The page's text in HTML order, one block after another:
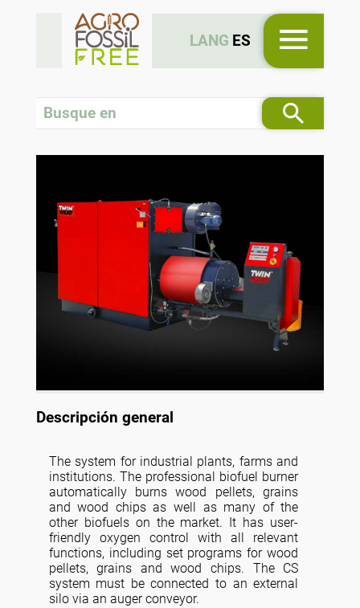
LANG ES
Descripción general
The system for industrial plants, farms and
institutions. The professional biofuel burner
automatically burns wood pellets, grains
and wood chips as well as many of the
other biofuels on the market. It has user-
friendly oxygen control with all relevant
functions, including set programs for wood
pellets, grains and wood chips. The CS
system must be connected to an external
silo via an auger conveyor.